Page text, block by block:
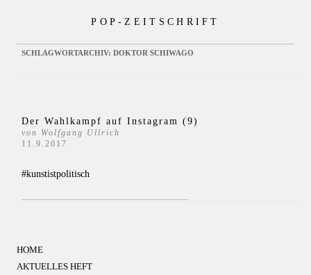
POP-ZEITSCHRIFT
SCHLAGWORTARCHIV: DOKTOR SCHIWAGO
Der Wahlkampf auf Instagram (9)
von Wolfgang Ullrich
11.9.2017
#kunstistpolitisch
HOME
AKTUELLES HEFT